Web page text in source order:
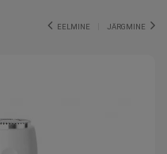
EELMINE JÄRGMINE